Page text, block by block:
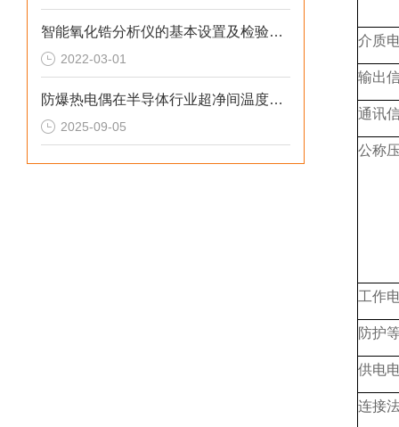
智能氧化锆分析仪的基本设置及检验操作说明
2022-03-01
防爆热电偶在半导体行业超净间温度控制中的技术原理与应用价值
2025-09-05
介质
输出
通讯
公称
工作
防护
供电
连接